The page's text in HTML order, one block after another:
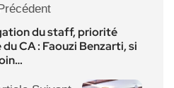
du staff, priorité
CA : Faouzi Benzarti, si